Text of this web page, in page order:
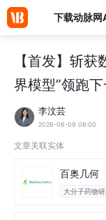
下载动脉网
【首发】​斩
界模型”领跑
李汶芸
2026-06-09 08:00
文章关联实体
百奥几何
大分子药物